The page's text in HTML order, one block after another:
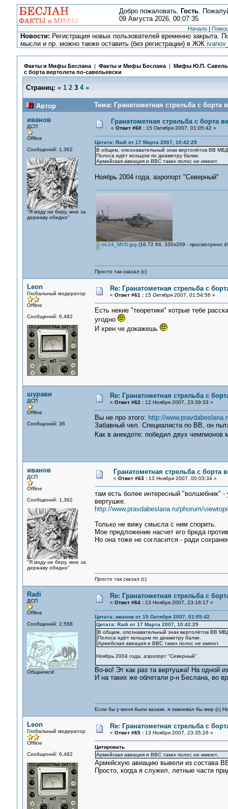
Добро пожаловать, Гость.
09 Августа 2026, 00:07:35
Начало |
Новости: Регистрация новых пользователей временно закрыта.
мысли и пр. можно также оставить (без регистрации) в ЖЖ
Факты и Мифы Беслана| Факты и Мифы Беслана| Мифы Ю.П.
с борта вертолета по-савельевски
Страниц: « 1 2 3 4 »
Автор
Тема: Гранатометная стрельба с борта
иванов
ДСП
Offline
Сообщений: 1,362
"Я мзду не беру, мне за
державу обидно"
Гранатометная стрельба с борта
« Ответ #60 :15 Октября 2007, 01:05:42 »
Цитата: Radi от 17 Марта 2007, 10:42:29
В общем, опознавательный знак вертолётов ВВ
Полоса идёт кольцом по диаметру балки.
Армейская авиация и ВВС таких полос не имеют.
Ноябрь 2004 года, аэропорт "Северный"
mi-24_MVD.jpg (16.72 Кб, 330x209 - просмотрено
Просто так сказал (с)
Leon
Глобальный модератор
Offline
Сообщений: 6,482
Re: Гранатометная стрельба с
« Ответ #61 :15 Октября 2007, 01:54:56 »
Есть некие "теоретики" котрые тебе
угодно
И хрен че докажешь
шурави
ДСП
Offline
Сообщений: 36
Re: Гранатометная стрельба с
« Ответ #62 :12 Ноября 2007, 23:39:33 »
Вы не про этого: http://
Забавный чел. Специалиста по ВВ, он
Как в анекдоте: победил двух
иванов
ДСП
Offline
Сообщений: 1,362
"Я мзду не беру, мне за
державу обидно"
Гранатометная стрельба с борта
« Ответ #63 :13 Ноября 2007, 00:03:34 »
там есть более интересный "волшебник" -
вертушке.
http://www.pravdabeslana.ru/phorum/
Только не вижу смысла с ним спорить.
Мое предложение насчет его бреда
Но она тоже не согласится - ради
Просто так сказал (с)
Radi
ДСП
Offline
Сообщений: 2,568
Общаемся!
Re: Гранатометная стрельба с
« Ответ #64 :13 Ноября 2007, 23:18:17 »
Цитата: иванов от 15 Октября 2007, 01:05:42
Цитата: Radi от 17 Марта 2007, 10:42:29
В общем, опознавательный знак вертолётов ВВ
Полоса идёт кольцом по диаметру балки.
Армейская авиация и ВВС таких полос не имеют.
Ноябрь 2004 года, аэропорт "Северный"
Во-во! Эт как раз та вертушка! На одной
И на таких же облетали р-н Беслана, во
Если бы у меня были казаки, я завоевал бы мир (с)
Leon
Глобальный модератор
Offline
Сообщений: 6,482
Re: Гранатометная стрельба с
« Ответ #65 :13 Ноября 2007, 23:35:26 »
Цитировать
Армейская авиация и ВВС таких полос не имеют.
Армейскую авиацию вывели из состава
Просто, когда я служил, летные части